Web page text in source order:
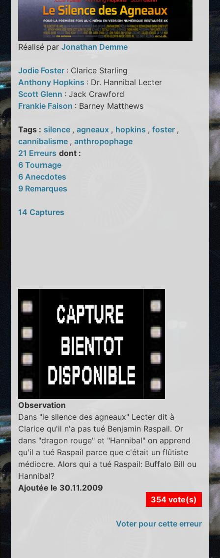
Réalisé parJonathan Demme
Jodie Foster : Clarice Starling
Anthony Hopkins : Dr. Hannibal Lecter
Scott Glenn : Jack Crawford
Frankie Faison : Barney Matthews
Tags : silence ,agneaux , hopkins ,foster ,
cannibalisme ,anthropophage
21 Erreurs dont :
6 Tournage
6 Anecdotes
9 Remarques
14 Captures
Observation
Dans "le silence des agneaux" Lecter dit à
Clarice qu'il n'a pas tué Benjamin Raspail. Or
dans "dragon rouge" et "Hannibal" on apprend
qu'il a tué Raspail parce que c'était un flûtiste
médiocre. Alors qui a tué Raspail: Buffalo Bill ou
Hannibal?
Ajoutée le 30.11.2009
354 vote(s)
Voter pour cette erreur